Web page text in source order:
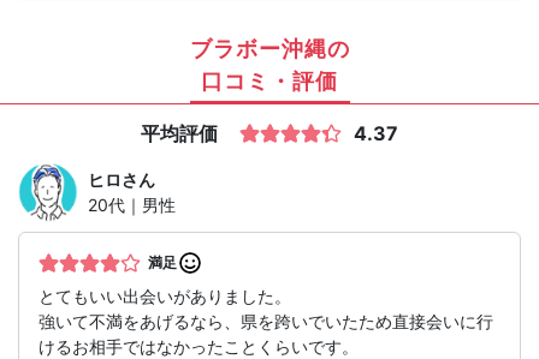
ブラボー沖縄の
口コミ・評価
平均評価 4.37
ヒロさん
20代｜男性
満足
とてもいい出会いがありました。
強いて不満をあげるなら、県を跨いでいたため直接会いに行
けるお相手ではなかったことくらいです。